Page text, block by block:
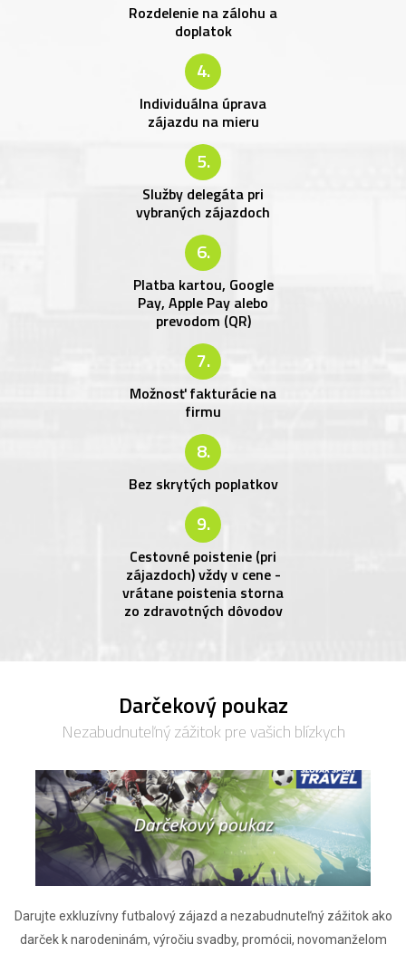
Rozdelenie na zálohu a
doplatok
4.
Individuálna úprava
zájazdu na mieru
5.
Služby delegáta pri
vybraných zájazdoch
6.
Platba kartou, Google
Pay, Apple Pay alebo
prevodom (QR)
7.
Možnosť fakturácie na
firmu
8.
Bez skrytých poplatkov
9.
Cestovné poistenie (pri
zájazdoch) vždy v cene -
vrátane poistenia storna
zo zdravotných dôvodov
Darčekový poukaz
Nezabudnuteľný zážitok pre vašich blízkych
Darujte exkluzívny futbalový zájazd a nezabudnuteľný zážitok ako
darček k narodeninám, výročiu svadby, promócii, novomanželom